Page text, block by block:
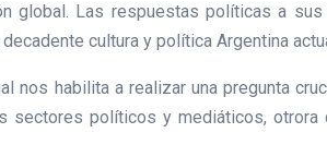
global. Las respuestas políticas a
cultura y política Argentina
habilita a realizar una pregunta
sectores políticos y mediáticos,